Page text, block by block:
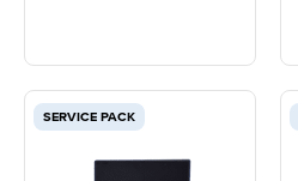
SERVICE PACK